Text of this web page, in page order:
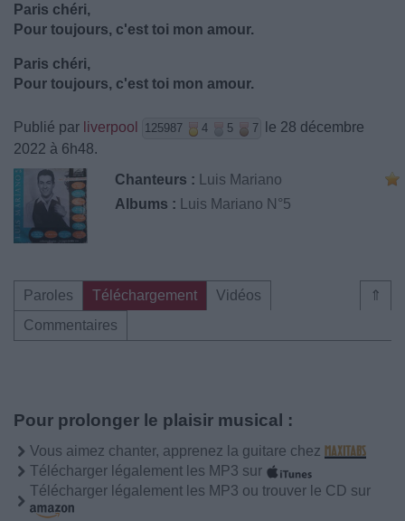
Paris chéri,
Pour toujours, c'est toi mon amour.
Paris chéri,
Pour toujours, c'est toi mon amour.
Publié par liverpool 125987 4 5 7
le 28 décembre
2022 à 6h48.
Chanteurs :
Luis Mariano
Albums :
Luis Mariano N°5
⇑
Paroles Téléchargement
Vidéos
Commentaires
Pour prolonger le plaisir musical :
Vous aimez chanter, apprenez la guitare chez
Télécharger légalement les MP3 sur
Télécharger légalement les MP3 ou trouver le CD sur